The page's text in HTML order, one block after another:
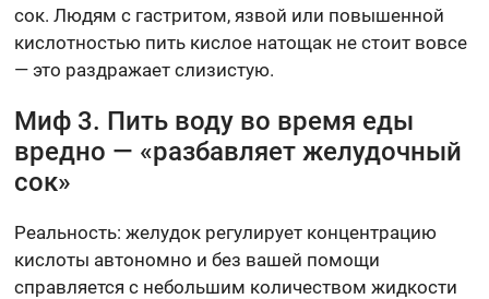
сок. Людям с гастритом, язвой или повышенной
кислотностью пить кислое натощак не стоит вовсе
— это раздражает слизистую.
Миф 3. Пить воду во время еды
вредно — «разбавляет желудочный
сок»
Реальность: желудок регулирует концентрацию
кислоты автономно и без вашей помощи
справляется с небольшим количеством жидкости